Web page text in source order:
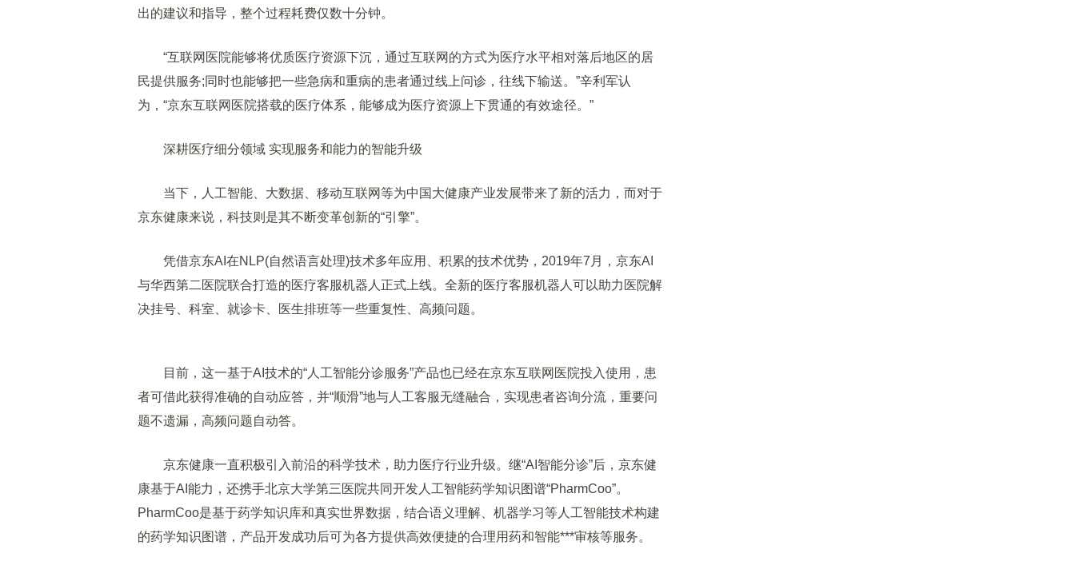
出的建议和指导，整个过程耗费仅数十分钟。
“互联网医院能够将优质医疗资源下沉，通过互联网的方式为医疗水平相对落后地区的居
民提供服务;同时也能够把一些急病和重病的患者通过线上问诊，往线下输送。”辛利军认
为，“京东互联网医院搭载的医疗体系，能够成为医疗资源上下贯通的有效途径。”
深耕医疗细分领域 实现服务和能力的智能升级
当下，人工智能、大数据、移动互联网等为中国大健康产业发展带来了新的活力，而对于
京东健康来说，科技则是其不断变革创新的“引擎”。
凭借京东AI在NLP(自然语言处理)技术多年应用、积累的技术优势，2019年7月，京东AI
与华西第二医院联合打造的医疗客服机器人正式上线。全新的医疗客服机器人可以助力医院解
决挂号、科室、就诊卡、医生排班等一些重复性、高频问题。
目前，这一基于AI技术的“人工智能分诊服务”产品也已经在京东互联网医院投入使用，患
者可借此获得准确的自动应答，并“顺滑”地与人工客服无缝融合，实现患者咨询分流，重要问
题不遗漏，高频问题自动答。
京东健康一直积极引入前沿的科学技术，助力医疗行业升级。继“AI智能分诊”后，京东健
康基于AI能力，还携手北京大学第三医院共同开发人工智能药学知识图谱“PharmCoo”。
PharmCoo是基于药学知识库和真实世界数据，结合语义理解、机器学习等人工智能技术构建
的药学知识图谱，产品开发成功后可为各方提供高效便捷的合理用药和智能***审核等服务。